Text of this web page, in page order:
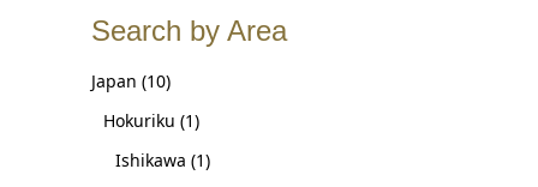
Search by Area
Japan (10)
Hokuriku (1)
Ishikawa (1)